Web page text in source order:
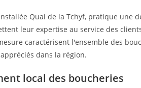
Quai de la Tchyf, pratique une
leur expertise au service des
caractérisent l'ensemble des
dans la région.
local des boucheries